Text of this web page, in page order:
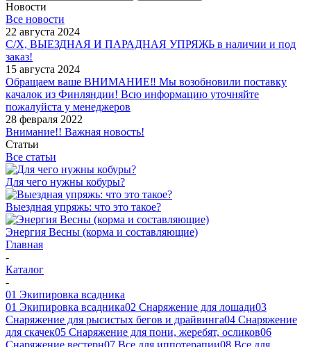
Новости
Все новости
22 августа 2024
С/Х, ВЫЕЗДНАЯ И ПАРАДНАЯ УПРЯЖЬ в наличии и под
заказ!
15 августа 2024
Обращаем ваше ВНИМАНИЕ‼ Мы возобновили поставку
качалок из Финляндии! Всю информацию уточняйте
пожалуйста у менеджеров
28 февраля 2022
Внимание!! Важная новость!
Статьи
Все статьи
Для чего нужны кобуры?
Выездная упряжь: что это такое?
Энергия Весны (корма и составляющие)
Главная
-
Каталог
-
01 Экипировка всадника
01 Экипировка всадника02 Снаряжение для лошади03
Снаряжение для рысистых бегов и драйвинга04 Снаряжение
для скачек05 Снаряжение для пони, жеребят, осликов06
Снаряжение вестерн07 Все для иппотерапии08 Все для